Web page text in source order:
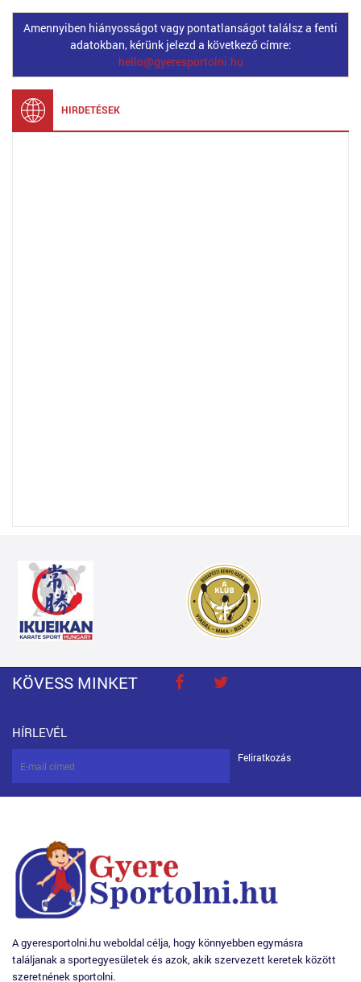
Amennyiben hiányosságot vagy pontatlanságot találsz a fenti
adatokban, kérünk jelezd a következő címre:
hello@gyeresportolni.hu
HIRDETÉSEK
KÖVESS MINKET
HÍRLEVÉL
Feliratkozás
A gyeresportolni.hu weboldal célja, hogy könnyebben egymásra
találjanak a sportegyesületek és azok, akik szervezett keretek között
szeretnének sportolni.